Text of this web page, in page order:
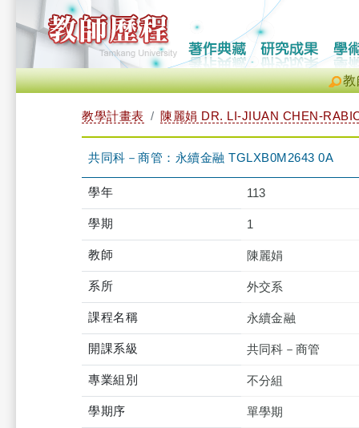
教
教學計畫表 陳麗娟 DR. LI-JIUAN CHEN-
共同科－商管：永續金融 TGLXB0M2643 0A
學年 113
學期 1
教師 陳麗娟
系所 外交系
課程名稱 永續金融
開課系級 共同科－商管
專業組別 不分組
學期序 單學期